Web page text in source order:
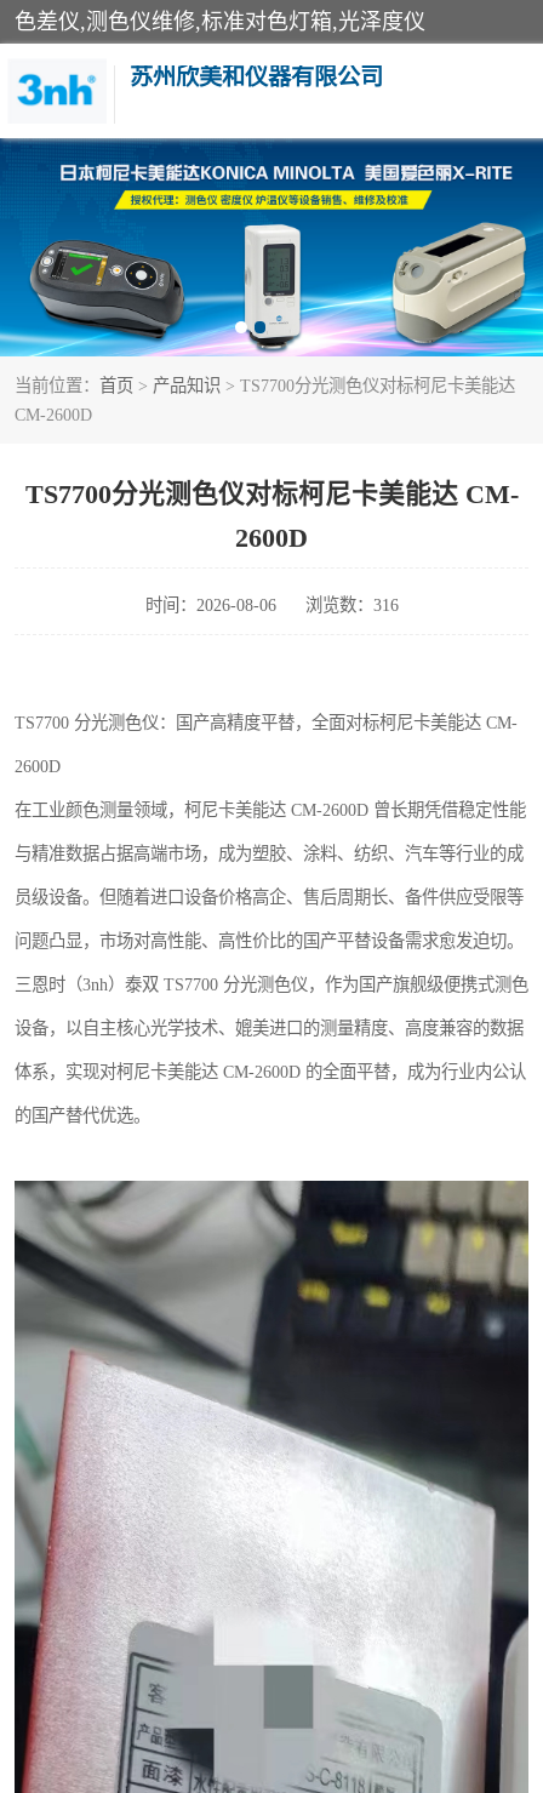
色差仪,测色仪维修,标准对色灯箱,光泽度仪
苏州欣美和仪器有限公司
当前位置： 首页 > 产品知识 > TS7700分光测色仪对标柯尼卡美能达
CM-2600D
TS7700分光测色仪对标柯尼卡美能达 CM-
2600D
时间：2026-08-06 浏览数：316
TS7700 分光测色仪：国产高精度平替，全面对标柯尼卡美能达 CM-
2600D
在工业颜色测量领域，柯尼卡美能达 CM-2600D 曾长期凭借稳定性能
与精准数据占据高端市场，成为塑胶、涂料、纺织、汽车等行业的成
员级设备。但随着进口设备价格高企、售后周期长、备件供应受限等
问题凸显，市场对高性能、高性价比的国产平替设备需求愈发迫切。
三恩时（3nh）泰双 TS7700 分光测色仪，作为国产旗舰级便携式测色
设备，以自主核心光学技术、媲美进口的测量精度、高度兼容的数据
体系，实现对柯尼卡美能达 CM-2600D 的全面平替，成为行业内公认
的国产替代优选。
3nh色差仪
分光色差仪
美能达色差计
3nh分光测色仪
雾度透过率仪
通用仪器产品
配色软件
条码扫描仪维修